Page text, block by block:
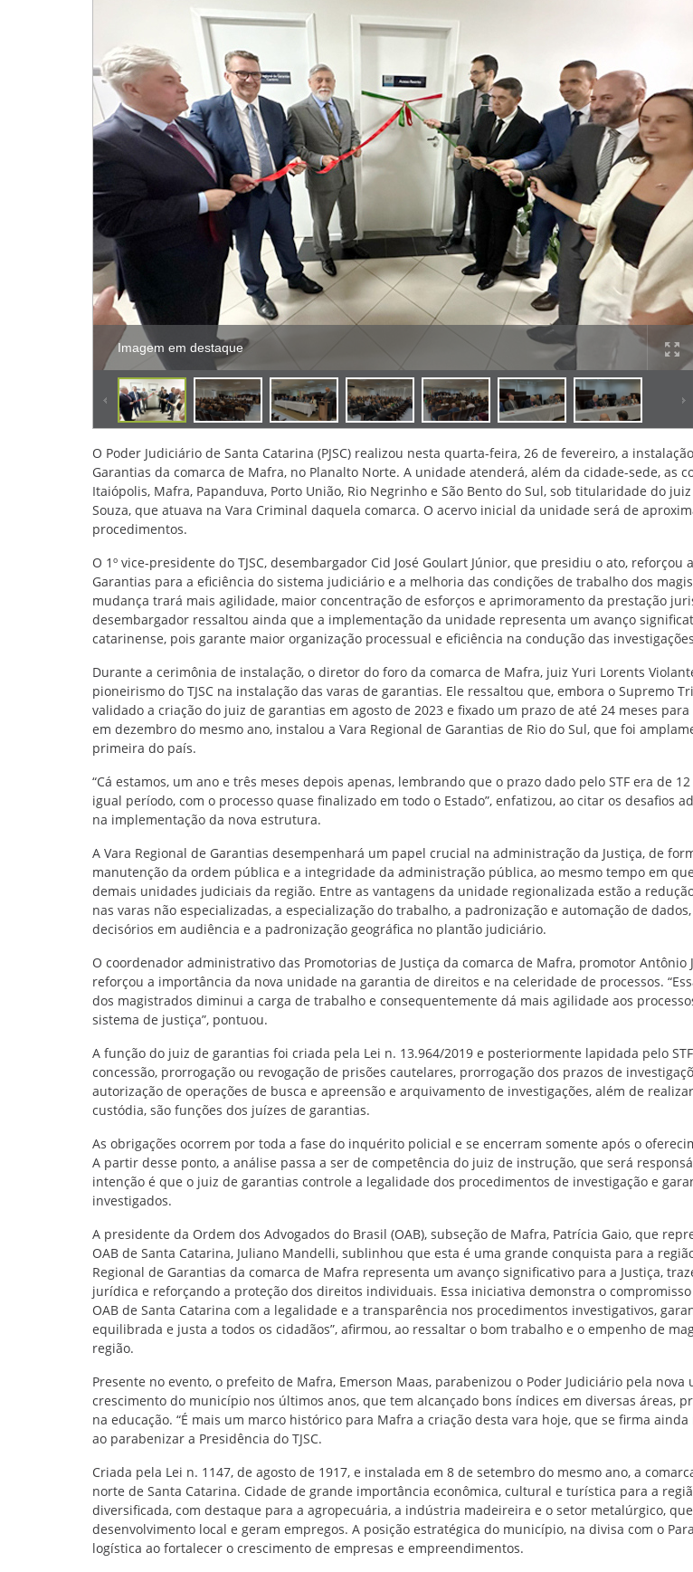
Imagem em destaque
O Poder Judiciário de Santa Catarina (PJSC) realizou nesta quarta-feira, 26 de fevereiro, a
Garantias da comarca de Mafra, no Planalto Norte. A unidade atenderá, além da cidade-sede, as
Itaiópolis, Mafra, Papanduva, Porto União, Rio Negrinho e São Bento do Sul, sob titularidade do
Souza, que atuava na Vara Criminal daquela comarca. O acervo inicial da unidade será de
procedimentos.
O 1º vice-presidente do TJSC, desembargador Cid José Goulart Júnior, que presidiu o ato, reforçou
Garantias para a eficiência do sistema judiciário e a melhoria das condições de trabalho dos
mudança trará mais agilidade, maior concentração de esforços e aprimoramento da prestação
desembargador ressaltou ainda que a implementação da unidade representa um avanço
catarinense, pois garante maior organização processual e eficiência na condução das
Durante a cerimônia de instalação, o diretor do foro da comarca de Mafra, juiz Yuri Lorents
pioneirismo do TJSC na instalação das varas de garantias. Ele ressaltou que, embora o Supremo
validado a criação do juiz de garantias em agosto de 2023 e fixado um prazo de até 24 meses para
em dezembro do mesmo ano, instalou a Vara Regional de Garantias de Rio do Sul, que foi
primeira do país.
“Cá estamos, um ano e três meses depois apenas, lembrando que o prazo dado pelo STF era de
igual período, com o processo quase finalizado em todo o Estado”, enfatizou, ao citar os desafios
na implementação da nova estrutura.
A Vara Regional de Garantias desempenhará um papel crucial na administração da Justiça, de
manutenção da ordem pública e a integridade da administração pública, ao mesmo tempo em
demais unidades judiciais da região. Entre as vantagens da unidade regionalizada estão a
nas varas não especializadas, a especialização do trabalho, a padronização e automação de
decisórios em audiência e a padronização geográfica no plantão judiciário.
O coordenador administrativo das Promotorias de Justiça da comarca de Mafra, promotor Antônio
reforçou a importância da nova unidade na garantia de direitos e na celeridade de processos.
dos magistrados diminui a carga de trabalho e consequentemente dá mais agilidade aos
sistema de justiça”, pontuou.
A função do juiz de garantias foi criada pela Lei n. 13.964/2019 e posteriormente lapidada pelo
concessão, prorrogação ou revogação de prisões cautelares, prorrogação dos prazos de
autorização de operações de busca e apreensão e arquivamento de investigações, além de
custódia, são funções dos juízes de garantias.
As obrigações ocorrem por toda a fase do inquérito policial e se encerram somente após o
A partir desse ponto, a análise passa a ser de competência do juiz de instrução, que será
intenção é que o juiz de garantias controle a legalidade dos procedimentos de investigação e
investigados.
A presidente da Ordem dos Advogados do Brasil (OAB), subseção de Mafra, Patrícia Gaio, que
OAB de Santa Catarina, Juliano Mandelli, sublinhou que esta é uma grande conquista para a
Regional de Garantias da comarca de Mafra representa um avanço significativo para a Justiça,
jurídica e reforçando a proteção dos direitos individuais. Essa iniciativa demonstra o
OAB de Santa Catarina com a legalidade e a transparência nos procedimentos investigativos,
equilibrada e justa a todos os cidadãos”, afirmou, ao ressaltar o bom trabalho e o empenho de
região.
Presente no evento, o prefeito de Mafra, Emerson Maas, parabenizou o Poder Judiciário pela
crescimento do município nos últimos anos, que tem alcançado bons índices em diversas áreas,
na educação. “É mais um marco histórico para Mafra a criação desta vara hoje, que se firma ainda
ao parabenizar a Presidência do TJSC.
Criada pela Lei n. 1147, de agosto de 1917, e instalada em 8 de setembro do mesmo ano, a
norte de Santa Catarina. Cidade de grande importância econômica, cultural e turística para a
diversificada, com destaque para a agropecuária, a indústria madeireira e o setor metalúrgico,
desenvolvimento local e geram empregos. A posição estratégica do município, na divisa com o
logística ao fortalecer o crescimento de empresas e empreendimentos.